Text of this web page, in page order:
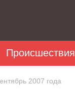
Происшествия
2007 года